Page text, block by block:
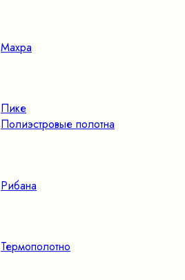
Махра
Пике
Полиэстровые полотна
Рибана
Термополотно